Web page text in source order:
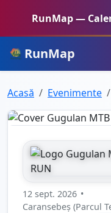
RunMap —
RunMap
Acasă Evenimente
12 sept. 2026 •
Caransebeș (Parcul